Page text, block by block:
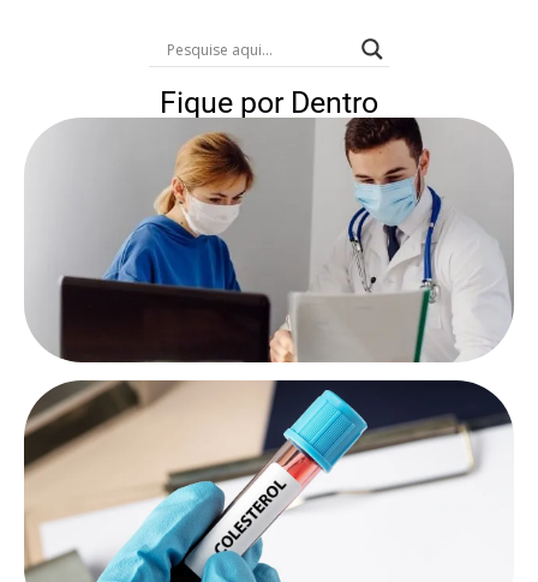
Fique por Dentro